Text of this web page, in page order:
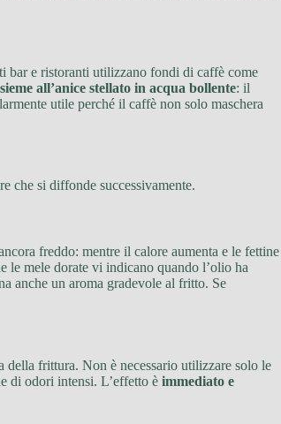
bar e ristoranti utilizzano fondi di caffè come
all’anice stellato in acqua bollente: il
utile perché il caffè non solo maschera
che si diffonde successivamente.
freddo: mentre il calore aumenta e le fettine
le mele dorate vi indicano quando l’olio ha
anche un aroma gradevole al fritto. Se
della frittura. Non è necessario utilizzare solo le
di odori intensi. L’effetto è immediato e